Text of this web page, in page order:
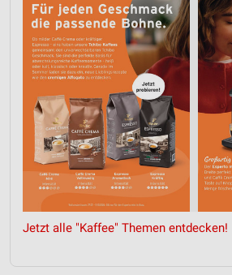
Jetzt alle "Kaffee" Themen entdecken!
Analyse von Zielgruppen durch
Kombinationen von Daten aus
Quellen
Entwicklung und Verbesserung der
Verwendung reduzierter Daten zur
Inhalten
IAB-Besonderheiten:
Verwendung genauer Standortdaten
Geräte anhand von aktiv angeforderten
Informationen identifizieren